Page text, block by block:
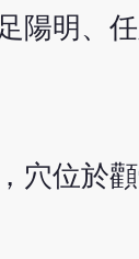
陽明、
穴位於